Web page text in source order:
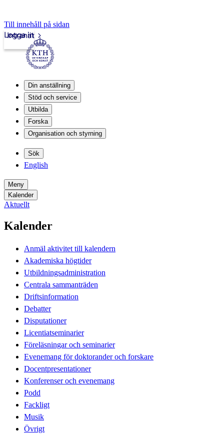
Till innehåll på sidan
Intranät
Logga in
Din anställning
Stöd och service
Utbilda
Forska
Organisation och styrning
Sök
English
Meny
Kalender
Aktuellt
Kalender
Anmäl aktivitet till kalendern
Akademiska högtider
Utbildningsadministration
Centrala sammanträden
Driftsinformation
Debatter
Disputationer
Licentiatseminarier
Föreläsningar och seminarier
Evenemang för doktorander och forskare
Docentpresentationer
Konferenser och evenemang
Podd
Fackligt
Musik
Övrigt